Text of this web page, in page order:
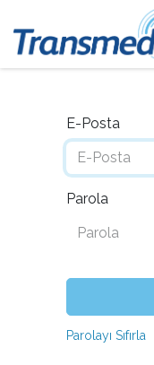
E-Posta
Parola
Parolayı Sıfırla